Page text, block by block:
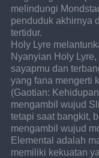
melindungi
penduduk akhirnya
tertidur.
Holy Lyre
Nyanyian Holy
sayapmu dan
yang fana mengerti
(Gaotian:
mengambil wujud
tetapi saat bangkit,
mengambil wujud
Elemental adalah
memiliki kekuatan